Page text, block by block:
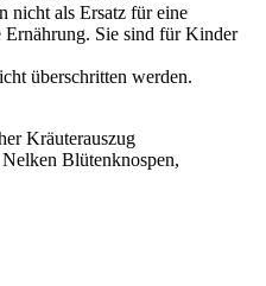
nicht als Ersatz für eine
Ernährung. Sie sind für Kinder
überschritten werden.
Kräuterauszug
Blütenknospen,